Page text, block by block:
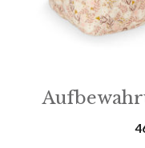
Produktseite